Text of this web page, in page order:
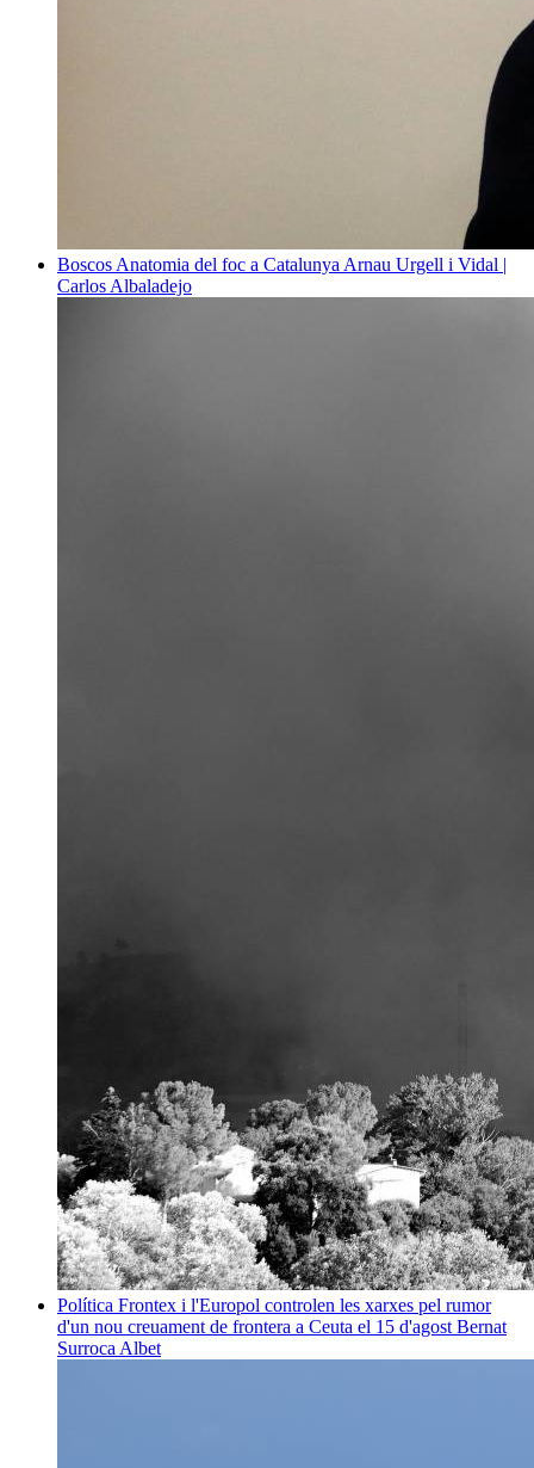
Boscos Anatomia del foc a Catalunya Arnau Urgell i Vidal |
Carlos Albaladejo
Política Frontex i l'Europol controlen les xarxes pel rumor
d'un nou creuament de frontera a Ceuta el 15 d'agost Bernat
Surroca Albet